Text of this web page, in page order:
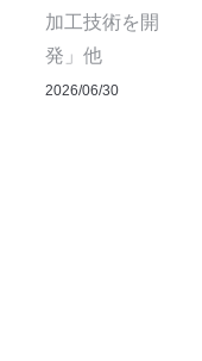
加工技術を開
発」他
2026/06/30